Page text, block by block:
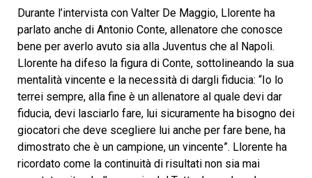
Durante l’intervista con Valter De Maggio, Llorente ha
parlato anche di Antonio Conte, allenatore che conosce
bene per averlo avuto sia alla Juventus che al Napoli.
Llorente ha difeso la figura di Conte, sottolineando la sua
mentalità vincente e la necessità di dargli fiducia: “Io lo
terrei sempre, alla fine è un allenatore al quale devi dar
fiducia, devi lasciarlo fare, lui sicuramente ha bisogno dei
giocatori che deve scegliere lui anche per fare bene, ha
dimostrato che è un campione, un vincente”. Llorente ha
ricordato come la continuità di risultati non sia mai